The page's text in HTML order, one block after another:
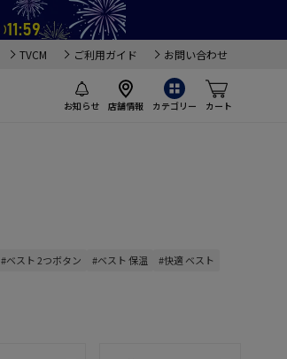
TVCM ご利用ガイド お問い合わせ
お知らせ 店舗情報 カテゴリー カート
#ベスト 2つボタン #ベスト 保温
#快適 ベスト